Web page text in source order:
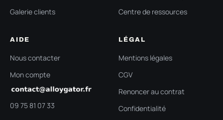
Galerie clients
Centre de ressources
AIDE
Nous contacter
Mon compte
09 75 81 07 33
LÉGAL
Mentions légales
CGV
Renoncer au contrat
Confidentialité